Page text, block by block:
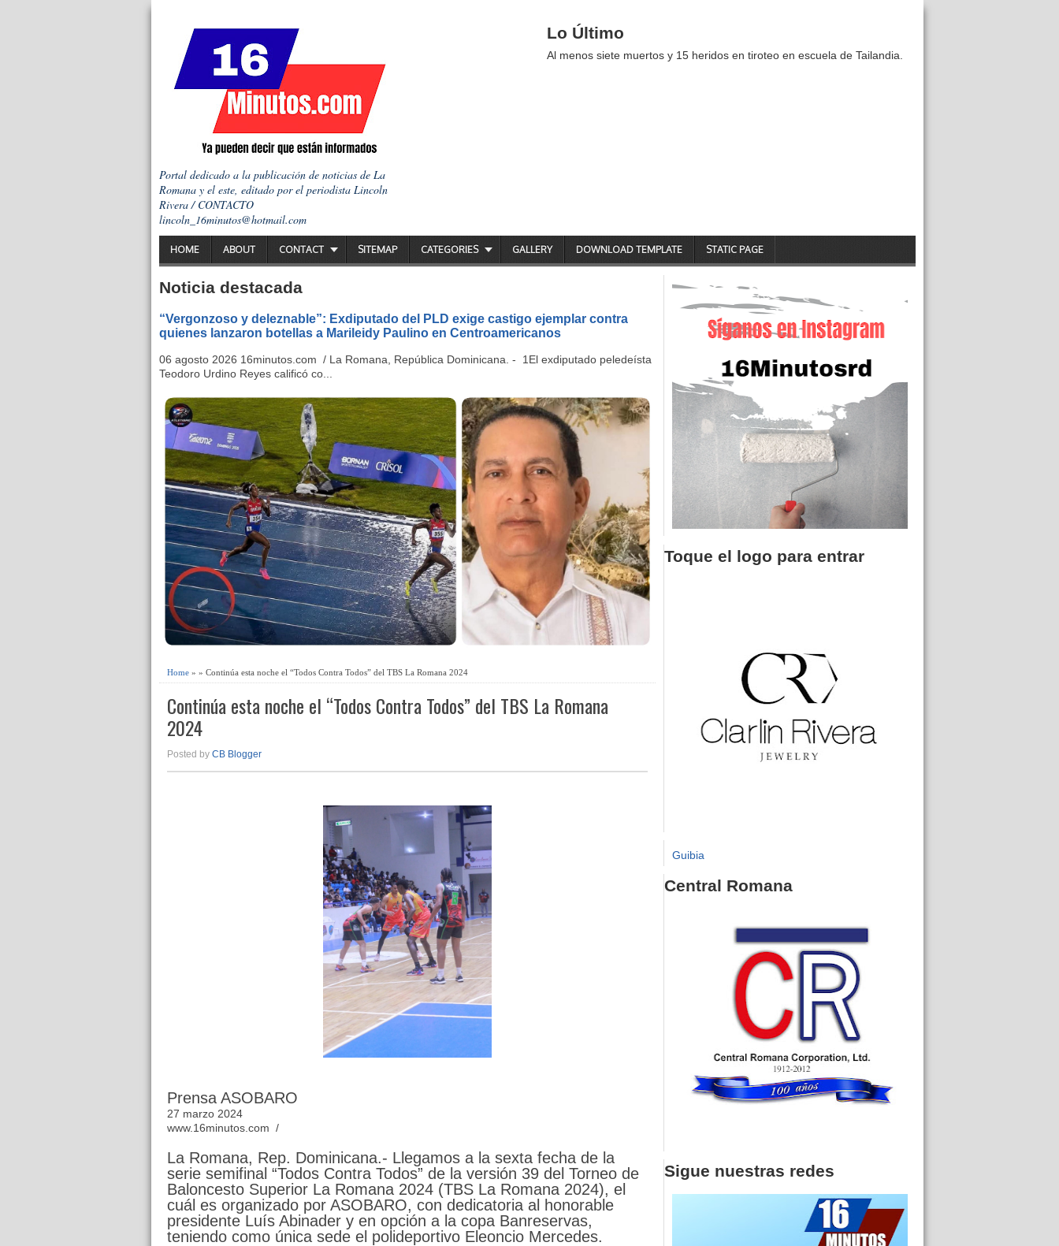
Portal dedicado a la publicación de noticias de La
Romana y el este, editado por el periodista Lincoln
Rivera / CONTACTO
lincoln_16minutos@hotmail.com
Lo Último
Al menos siete muertos y 15 heridos en tiroteo en escuela de Tailandia.
HOME ABOUT CONTACT SITEMAP CATEGORIES GALLERY DOWNLOAD TEMPLATE STATIC PAGE
Noticia destacada
“Vergonzoso y deleznable”: Exdiputado del PLD exige castigo ejemplar contra
quienes lanzaron botellas a Marileidy Paulino en Centroamericanos
06 agosto 2026 16minutos.com / La Romana, República Dominicana. - 1El exdiputado peledeísta
Teodoro Urdino Reyes calificó co...
Home » » Continúa esta noche el “Todos Contra Todos” del TBS La Romana 2024
Continúa esta noche el “Todos Contra Todos” del TBS La Romana
2024
Posted by CB Blogger
Prensa ASOBARO
27 marzo 2024
www.16minutos.com /
La Romana, Rep. Dominicana.- Llegamos a la sexta fecha de la
serie semifinal “Todos Contra Todos” de la versión 39 del Torneo de
Baloncesto Superior La Romana 2024 (TBS La Romana 2024), el
cuál es organizado por ASOBARO, con dedicatoria al honorable
presidente Luís Abinader y en opción a la copa Banreservas,
teniendo como única sede el polideportivo Eleoncio Mercedes.
Toque el logo para entrar
Guibia
Central Romana
Sigue nuestras redes